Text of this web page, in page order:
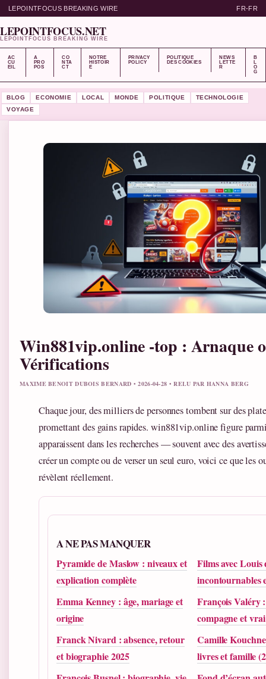
LEPOINTFOCUS BREAKING WIRE FR-FR
LEPOINTFOCUS.NET
LEPOINTFOCUS BREAKING WIRE
AC
CU
EIL
A
PRO
POS
CO
NTA
CT
NOTRE
HISTOIR
E
PRIVACY
POLICY
POLITIQUE
DES COOKIES
NEWS
LETTE
R
B
L
O
G
BLOG ECONOMIE LOCAL MONDE POLITIQUE
TECHNOLOGIE
VOYAGE
Win881vip.online -top : Arnaque
Vérifications
MAXIME BENOIT DUBOIS BERNARD • 2026-04-28 • RELU PAR HANNA BERG
Chaque jour, des milliers de personnes tombent sur des
promettant des gains rapides. win881vip.online figure
apparaissent dans les recherches — souvent avec des
créer un compte ou de verser un seul euro, voici ce que les
révèlent réellement.
A NE PAS MANQUER
Pyramide de Maslow : niveaux et
explication complète
Films avec Louis
incontournables
Emma Kenney : âge, mariage et
origine
François Valéry
compagne et
Franck Nivard : absence, retour
et biographie 2025
Camille
livres et famille